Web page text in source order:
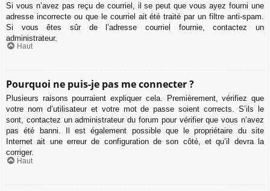
Si vous n’avez pas reçu de courriel, il se peut que vous ayez fourni une
adresse incorrecte ou que le courriel ait été traité par un filtre anti-spam.
Si vous êtes sûr de l’adresse courriel fournie, contactez un
administrateur.
Haut
Pourquoi ne puis-je pas me connecter ?
Plusieurs raisons pourraient expliquer cela. Premièrement, vérifiez que
votre nom d’utilisateur et votre mot de passe soient corrects. S’ils le
sont, contactez un administrateur du forum pour vérifier que vous n’avez
pas été banni. Il est également possible que le propriétaire du site
Internet ait une erreur de configuration de son côté, et qu’il devra la
corriger.
Haut